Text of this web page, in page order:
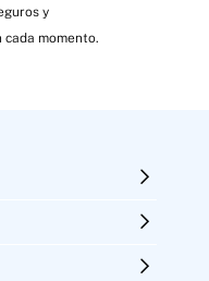
y
cada momento.